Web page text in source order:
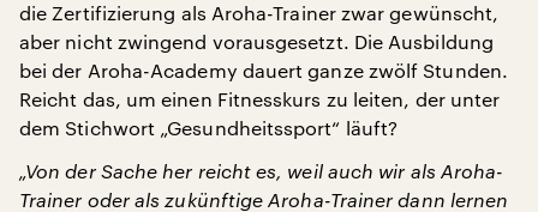
die Zertifizierung als Aroha-Trainer zwar gewünscht,
aber nicht zwingend vorausgesetzt. Die Ausbildung
bei der Aroha-Academy dauert ganze zwölf Stunden.
Reicht das, um einen Fitnesskurs zu leiten, der unter
dem Stichwort „Gesundheitssport“ läuft?
„Von der Sache her reicht es, weil auch wir als Aroha-
Trainer oder als zukünftige Aroha-Trainer dann lernen